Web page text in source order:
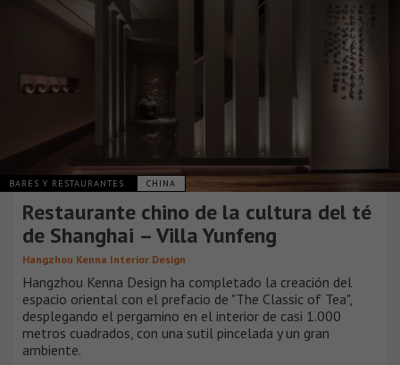
BARES Y RESTAURANTES CHINA
Restaurante chino de la cultura del té
de Shanghai – Villa Yunfeng
Hangzhou Kenna Interior Design
Hangzhou Kenna Design ha completado la creación del
espacio oriental con el prefacio de "The Classic of Tea",
desplegando el pergamino en el interior de casi 1.000
metros cuadrados, con una sutil pincelada y un gran
ambiente.